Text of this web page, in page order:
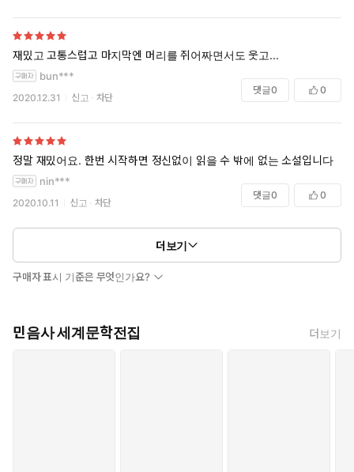
재밌고 고통스럽고 마지막엔 머리를 쥐어짜면서도 웃고...
bun***
2020.12.31 신고 차단
댓글0 0
정말 재밌어요. 한번 시작하면 정신없이 읽을 수 밖에 없는 소설입니다
nin***
2020.10.11 신고 차단
댓글0 0
더보기
구매자 표시 기준은 무엇인가요?
민음사 세계문학전집 더보기